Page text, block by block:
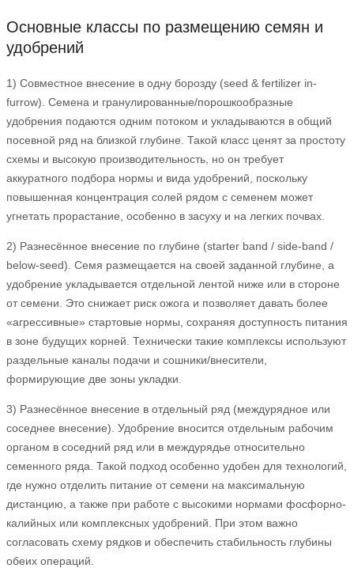
Основные классы по размещению семян и
удобрений
1) Совместное внесение в одну борозду (seed & fertilizer in-
furrow). Семена и гранулированные/порошкообразные
удобрения подаются одним потоком и укладываются в общий
посевной ряд на близкой глубине. Такой класс ценят за простоту
схемы и высокую производительность, но он требует
аккуратного подбора нормы и вида удобрений, поскольку
повышенная концентрация солей рядом с семенем может
угнетать прорастание, особенно в засуху и на легких почвах.
2) Разнесённое внесение по глубине (starter band / side-band /
below-seed). Семя размещается на своей заданной глубине, а
удобрение укладывается отдельной лентой ниже или в стороне
от семени. Это снижает риск ожога и позволяет давать более
«агрессивные» стартовые нормы, сохраняя доступность питания
в зоне будущих корней. Технически такие комплексы используют
раздельные каналы подачи и сошники/внесители,
формирующие две зоны укладки.
3) Разнесённое внесение в отдельный ряд (междурядное или
соседнее внесение). Удобрение вносится отдельным рабочим
органом в соседний ряд или в междурядье относительно
семенного ряда. Такой подход особенно удобен для технологий,
где нужно отделить питание от семени на максимальную
дистанцию, а также при работе с высокими нормами фосфорно-
калийных или комплексных удобрений. При этом важно
согласовать схему рядков и обеспечить стабильность глубины
обеих операций.